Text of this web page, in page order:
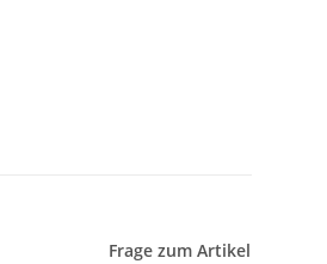
Frage zum Artikel